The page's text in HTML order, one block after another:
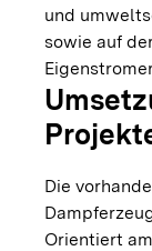
und
sowie auf
Die
Orientiert